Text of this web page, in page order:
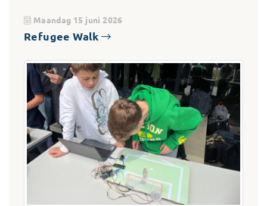
Maandag 15 juni 2026
Refugee Walk